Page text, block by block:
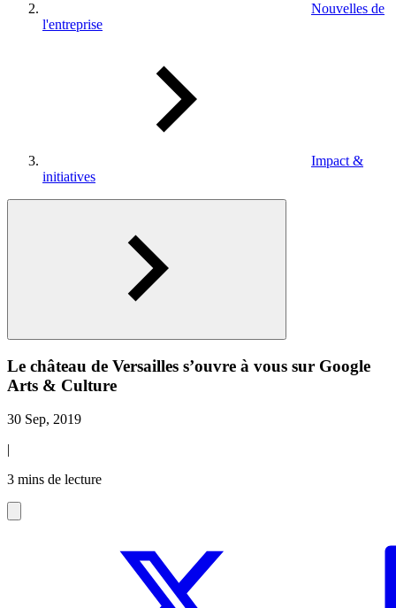
Nouvelles de
l'entreprise
Impact &
initiatives
Le château de Versailles s’ouvre à vous sur Google
Arts & Culture
30 Sep, 2019
|
3 mins de lecture